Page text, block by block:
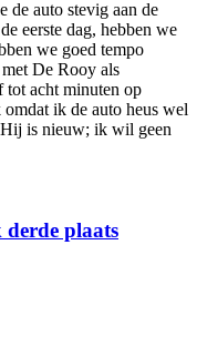
de auto stevig aan de
eerste dag, hebben we
we goed tempo
De Rooy als
tot acht minuten op
ik de auto heus wel
Hij is nieuw; ik wil geen
plaats